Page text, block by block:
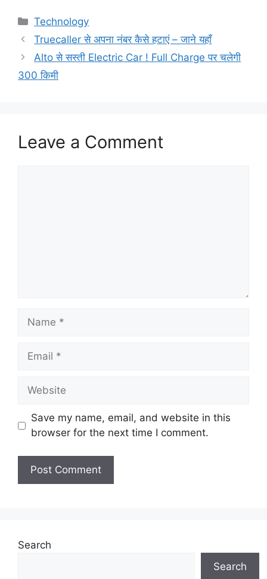
Categories
Technology
Truecaller से अपना नंबर कैसे हटाएं – जाने यहाँ
Alto से सस्ती Electric Car ! Full Charge पर चलेगी
300 किमी
Leave a Comment
Name
Email
Website
Save my name, email, and website in this
browser for the next time I comment.
Search
Search